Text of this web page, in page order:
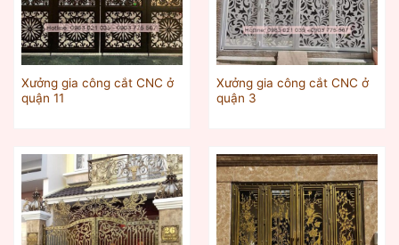
Xưởng gia công cắt CNC ở
quận 11
Xưởng gia công cắt CNC ở
quận 3